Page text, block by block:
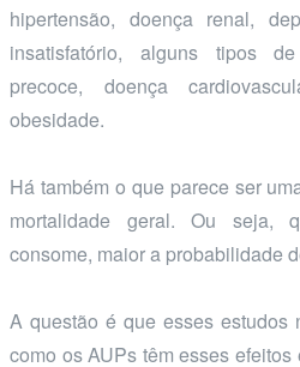
hipertensão, doença renal,
insatisfatório, alguns tipos
precoce, doença
obesidade.
Há também o que parece ser
mortalidade geral. Ou seja,
consome, maior a probabilidade
A questão é que esses estudos
como os AUPs têm esses